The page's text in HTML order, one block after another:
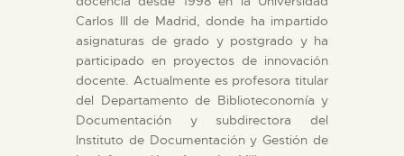
PREPARAR LA VISITA
ACTIVIDADES
█
Carlos III de Madrid, donde ha impartido
asignaturas de grado y postgrado y ha
participado en proyectos de innovación
docente. Actualmente es profesora titular
del Departamento de Biblioteconomía y
Documentación y subdirectora del
Instituto de Documentación y Gestión de